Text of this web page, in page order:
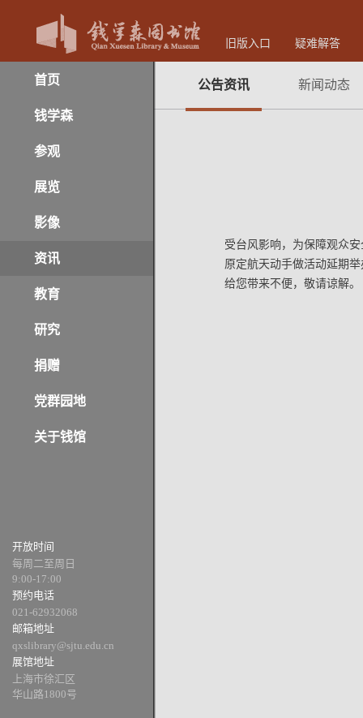
旧版入口 疑难解答
首页
钱学森
参观
展览
影像
资讯
教育
研究
捐赠
党群园地
关于钱馆
开放时间
每周二至周日
9:00-17:00
预约电话
021-62932068
邮箱地址
qxslibrary@sjtu.edu.cn
展馆地址
上海市徐汇区
华山路1800号
公告资讯 新闻动态
受台风影响，为保障观众
原定航天动手做活动延期
给您带来不便，敬请谅解。